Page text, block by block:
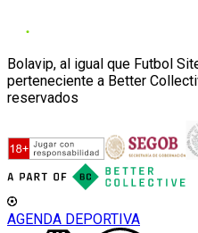
Bolavip, al igual que Futbol
perteneciente a Better
reservados
AGENDA DEPORTIVA